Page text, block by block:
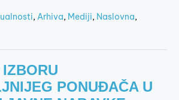
, Arhiva, Mediji, Naslovna,
PONUĐAČA U